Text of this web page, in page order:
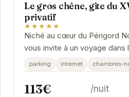
Le gros chêne, gite du
privatif
★★★★★
Niché au cœur du Périgord
vous invite à un voyage
XVIIIe siècle, restauré avec
parking internet chambres-
113€ /nuit